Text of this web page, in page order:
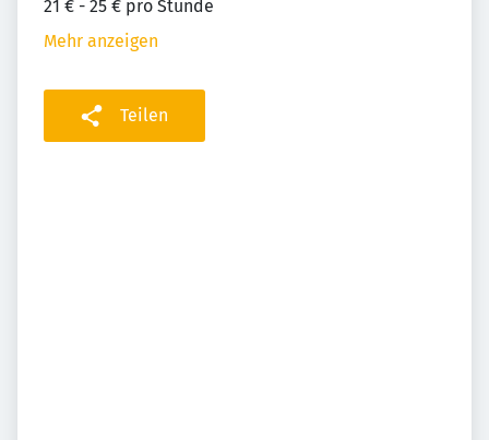
21 € - 25 € pro Stunde
Mehr anzeigen
Teilen